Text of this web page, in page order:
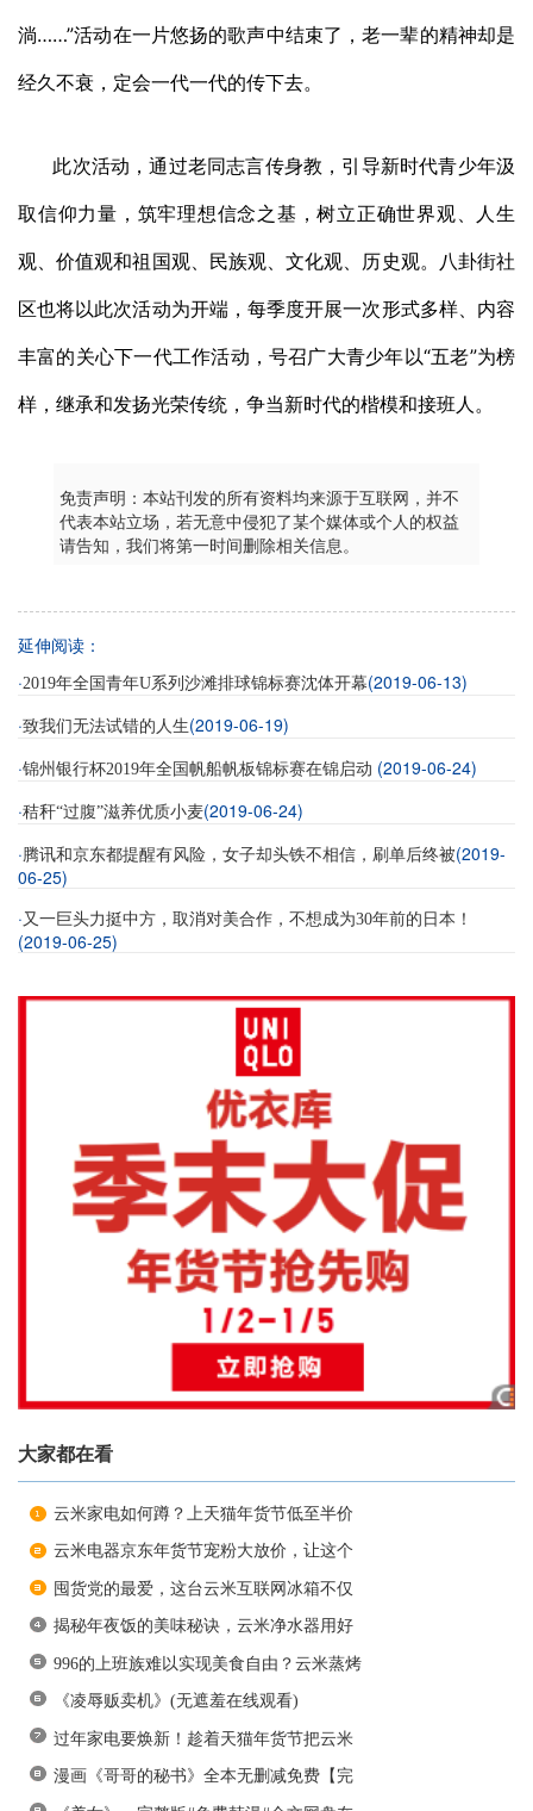
淌……”活动在一片悠扬的歌声中结束了，老一辈的精神却是
经久不衰，定会一代一代的传下去。
此次活动，通过老同志言传身教，引导新时代青少年汲
取信仰力量，筑牢理想信念之基，树立正确世界观、人生
观、价值观和祖国观、民族观、文化观、历史观。八卦街社
区也将以此次活动为开端，每季度开展一次形式多样、内容
丰富的关心下一代工作活动，号召广大青少年以“五老”为榜
样，继承和发扬光荣传统，争当新时代的楷模和接班人。
免责声明：本站刊发的所有资料均来源于互联网，并不
代表本站立场，若无意中侵犯了某个媒体或个人的权益
请告知，我们将第一时间删除相关信息。
延伸阅读：
·2019年全国青年U系列沙滩排球锦标赛沈体开幕(2019-06-13)
·致我们无法试错的人生(2019-06-19)
·锦州银行杯2019年全国帆船帆板锦标赛在锦启动 (2019-06-24)
·秸秆“过腹”滋养优质小麦(2019-06-24)
·腾讯和京东都提醒有风险，女子却头铁不相信，刷单后终被(2019-
06-25)
· 又一巨头力挺中方，取消对美合作，不想成为30年前的日本！
(2019-06-25)
大家都在看
云米家电如何蹲？上天猫年货节低至半价
云米电器京东年货节宠粉大放价，让这个
囤货党的最爱，这台云米互联网冰箱不仅
揭秘年夜饭的美味秘诀，云米净水器用好
996的上班族难以实现美食自由？云米蒸烤
《凌辱贩卖机》(无遮羞在线观看)
过年家电要焕新！趁着天猫年货节把云米
漫画《哥哥的秘书》全本无删减免费【完